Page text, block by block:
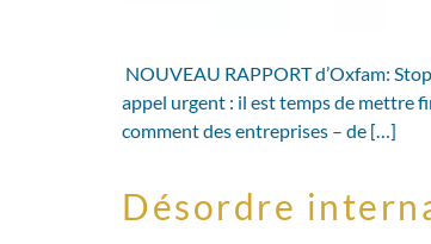
NOUVEAU RAPPORT d’Oxfam:
appel urgent : il est temps de mettre
comment des entreprises – de […]
Désordre